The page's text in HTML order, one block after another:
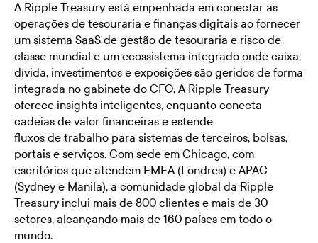
A Ripple Treasury está empenhada em conectar as
operações de tesouraria e finanças digitais ao fornecer
um sistema SaaS de gestão de tesouraria e risco de
classe mundial e um ecossistema integrado onde caixa,
dívida, investimentos e exposições são geridos de forma
integrada no gabinete do CFO. A Ripple Treasury
oferece insights inteligentes, enquanto conecta
cadeias de valor financeiras e estende
fluxos de trabalho para sistemas de terceiros, bolsas,
portais e serviços. Com sede em Chicago, com
escritórios que atendem EMEA (Londres) e APAC
(Sydney e Manila), a comunidade global da Ripple
Treasury inclui mais de 800 clientes e mais de 30
setores, alcançando mais de 160 países em todo o
mundo.